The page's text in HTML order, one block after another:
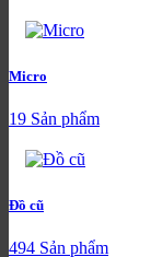
Micro
19 Sản phẩm
Đồ cũ
494 Sản phẩm